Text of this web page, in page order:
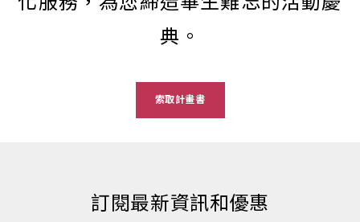
典。
索取計畫書
訂閱最新資訊和優惠